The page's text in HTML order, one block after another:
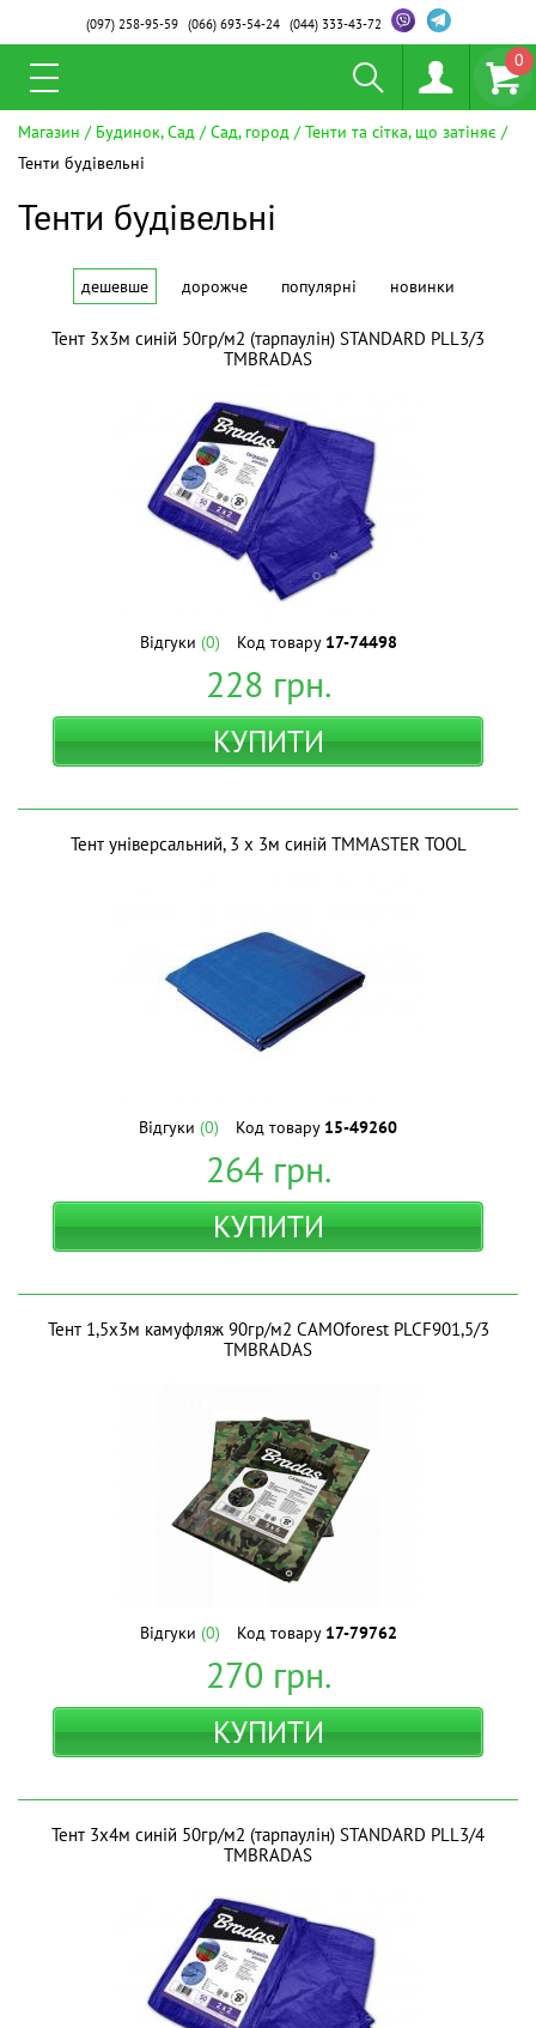
(097)258-95-59 (066)693-54-24 (044)333-43-72
0
Магазин Будинок, Сад Сад, город
Тенти та сітка, що затіняє
Тенти будівельні
Тенти будівельні
дешевше дорожче популярні новинки
Тент 3х3м синій 50гр/м2 (тарпаулін) STANDARD PLL3/3
ТМBRADAS
Відгуки (0) Код товару 17-74498
228 грн.
КУПИТИ
Тент універсальний, 3 х 3м синій ТМMASTER TOOL
Відгуки (0) Код товару 15-49260
264грн.
КУПИТИ
Тент 1,5х3м камуфляж 90гр/м2 CAMOforest PLCF901,5/3
ТМBRADAS
Відгуки (0) Код товару 17-79762
270 грн.
КУПИТИ
Тент 3х4м синій 50гр/м2 (тарпаулін) STANDARD PLL3/4
ТМBRADAS